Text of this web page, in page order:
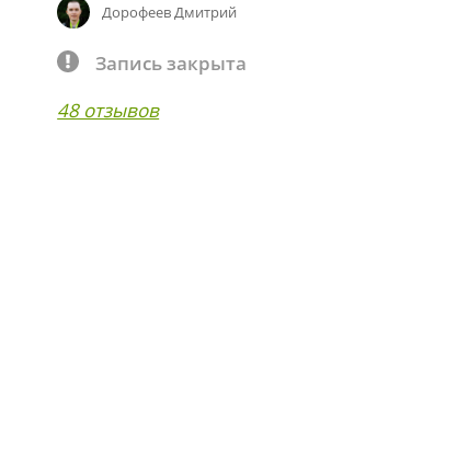
Дорофеев Дмитрий
Запись закрыта
48 отзывов